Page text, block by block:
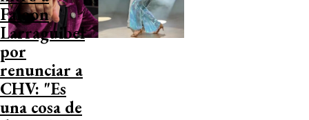
Faloon
Larraguibel
por
renunciar a
CHV: "Es
una cosa de